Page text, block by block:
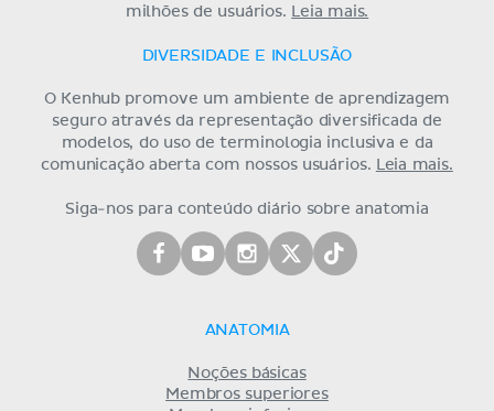
milhões de usuários. Leia mais.
DIVERSIDADE E INCLUSÃO
O Kenhub promove um ambiente de aprendizagem
seguro através da representação diversificada de
modelos, do uso de terminologia inclusiva e da
comunicação aberta com nossos usuários. Leia mais.
Siga-nos para conteúdo diário sobre anatomia
ANATOMIA
Noções básicas
Membros superiores